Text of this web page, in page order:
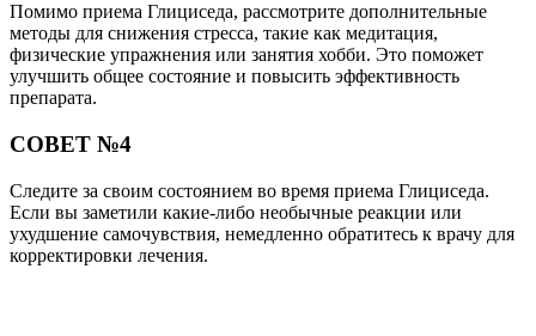
Помимо приема Глициседа, рассмотрите дополнительные
методы для снижения стресса, такие как медитация,
физические упражнения или занятия хобби. Это поможет
улучшить общее состояние и повысить эффективность
препарата.
СОВЕТ №4
Следите за своим состоянием во время приема Глициседа.
Если вы заметили какие-либо необычные реакции или
ухудшение самочувствия, немедленно обратитесь к врачу для
корректировки лечения.